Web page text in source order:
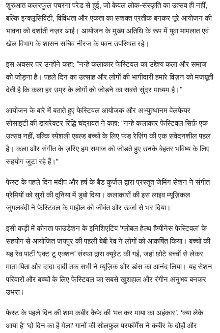
शुरुआत कलरफुल पचरंगा परेड से हुई, जो केवल लोक-संस्कृति का उत्सव ही नहीं,
बल्कि इन्क्लूसिविटी, विविधता और एकता का सशक्त प्रतीक बनकर पूरे आयोजन की
भावना को दर्शाती नज़र आई। आयोजन के मुख्य अतिथि के रूप में युवा मामलात एवं
खेल विभाग के शासन सचिव नीरज के पवन उपस्थित रहे।
इस अवसर पर उन्होंने कहा: "नन्हे कलाकार फेस्टिवल का उद्देश्य कला और समाज
को जोड़ना है। पहले दिन का उत्साह और लोगों की भागीदारी हमारे विज़न को मजबूती
देती है कि कला हर उम्र के लोगों को जोड़ने का सबसे सुंदर माध्यम है।"
आयोजन के बारे में बताते हुए फेस्टिवल आयोजक और अभ्युत्थानम वेलफेयर
सोसाइटी की डायरेक्टर रिद्धि चंद्रावत ने कहा: “नन्हे कलाकार फेस्टिवल सिर्फ़ एक
उत्सव नहीं, बल्कि स्पेशली एबल्ड बच्चों के लिए फंड रेज़िंग की एक संवेदनशील पहल
है। कला और संगीत के ज़रिए हम समाज को जोड़ते हुए उनके बेहतर भविष्य के लिए
सहयोग जुटा रहे हैं।”
फेस्ट के पहले दिन मंदीप और हर्ष के बैंड कुर्जल द्वारा प्रस्तुत जेमिंग सेशन ने संगीत
प्रेमियों को सुरों की दुनिया में डुबो दिया। कलाकारों की इस लाइव म्यूज़िकल
जुगलबंदी ने फेस्टिवल के माहौल को जीवंत और ऊर्जा से भर दिया।
इसी कड़ी में काेगता फाउंडेशन के इनिशिएटिव ‘ग्लोबल हेल्थ हैप्पीनेस फेस्टिवल’ के
सहयोग से आयोजित जयपुर की पहली बेबी रेव ने लोगों को आकर्षित किया। बच्चों की
यह रेव पार्टी ‘एक्ट टू एक्शन’ संस्था द्वारा क्यूरेट की गई, जहां छोटे बच्चों से लेकर
माता-पिता और दादा-दादी तक सभी ने म्यूज़िक और डांस का आनंद लिया। यह सेशन
परिवारों और बच्चों के लिए फेस्टिवल का सबसे खुशहाल और रंगीन अनुभव बनकर
उभरा।
फेस्ट के पहले दिन की शाम कबीर कैफे की ‘मत कर माया का अहंकार’, ‘क्या लेके
आया है’ ‘दो दिन का है मेला’ गानों की सोलफुल परफॉर्मेंस ने कबीर के दोहों और